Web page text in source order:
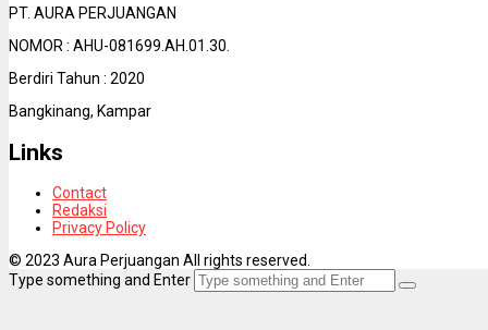
PT. AURA PERJUANGAN
NOMOR : AHU-081699.AH.01.30.
Berdiri Tahun : 2020
Bangkinang, Kampar
Links
Contact
Redaksi
Privacy Policy
© 2023 Aura Perjuangan All rights reserved.
Type something and Enter